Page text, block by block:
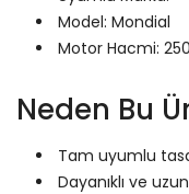
Model: Mondial
Motor Hacmi:
Neden Bu
Tam uyumlu
Dayanıklı ve